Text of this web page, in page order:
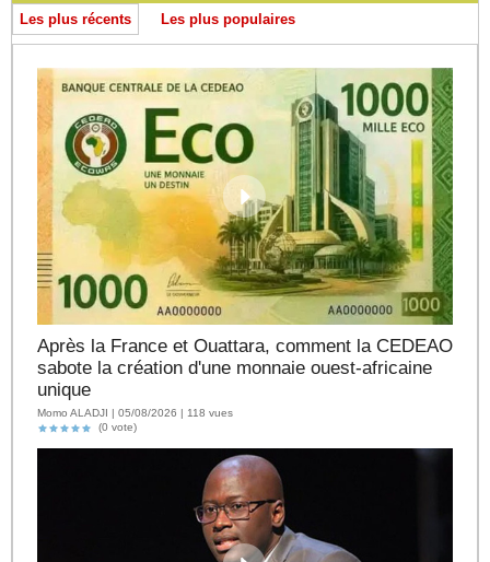
Les plus récents Les plus populaires
Après la France et Ouattara, comment la CEDEAO
sabote la création d'une monnaie ouest-africaine
unique
Momo ALADJI | 05/08/2026 | 118 vues
(0 vote)